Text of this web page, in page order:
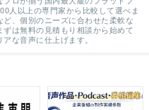
人以上の専門家から比較して選べま
、個別のニーズに合わせた柔軟な
は無料の見積もり相談から始めて
な音声に仕上げます。